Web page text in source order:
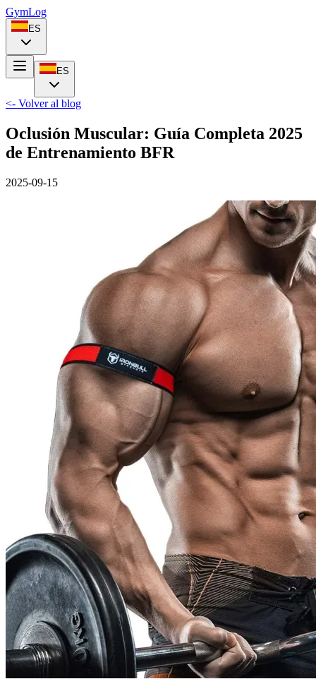
GymLog
ES
ES
<- Volver al blog
Oclusión Muscular: Guía Completa 2025
de Entrenamiento BFR
2025-09-15